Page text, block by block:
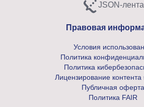
JSON-лента
Subscribe to
Правовая
Условия
Политика
Политика
Лицензирование
Публичная оферта
Политика FAIR